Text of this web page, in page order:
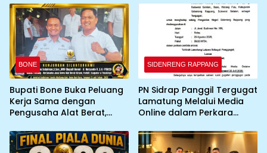
BONE
Bupati Bone Buka Peluang
Kerja Sama dengan
Pengusaha Alat Berat,
Percepatan Pembangunan
Daerah
SIDENRENG RAPPANG
PN Sidrap Panggil Tergugat
Lamatung Melalui Media
Online dalam Perkara